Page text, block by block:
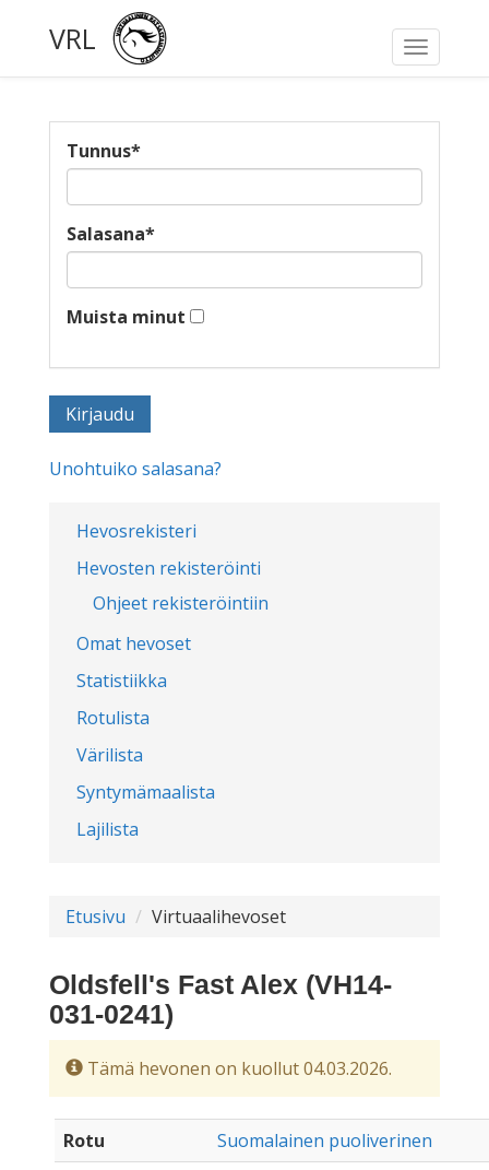
Toggle
VRL
Hevosrekisteri
Hevosten rekisteröinti
Ohjeet rekisteröintiin
Omat hevoset
Statistiikka
Rotulista
Värilista
Syntymämaalista
Lajilista
Tunnus*
Salasana*
Muista minut
Unohtuiko salasana?
Etusivu Virtuaalihevoset
Oldsfell's Fast Alex (VH14-
031-0241)
Tämä hevonen on kuollut 04.03.2026.
Rotu
Suomalainen puoliverinen